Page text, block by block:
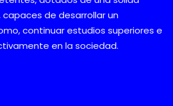
de desarrollar un
continuar estudios superiores e
en la sociedad.